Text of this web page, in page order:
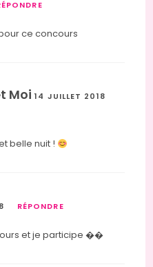
ce concours
Moi14 JUILLET 2018
belle nuit !
RÉPONDRE
et je participe ��